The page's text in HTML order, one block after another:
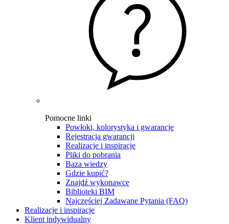
Pomocne linki
Powłoki, kolorystyka i gwarancje
Rejestracja gwarancji
Realizacje i inspiracje
Pliki do pobrania
Baza wiedzy
Gdzie kupić?
Znajdź wykonawcę
Biblioteki BIM
Najczęściej Zadawane Pytania (FAQ)
Realizacje i inspiracje
Klient indywidualny